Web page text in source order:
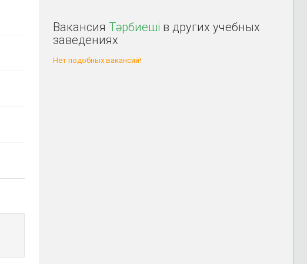
Вакансия Тәрбиеші в других учебных
заведениях
Нет подобных вакансий!